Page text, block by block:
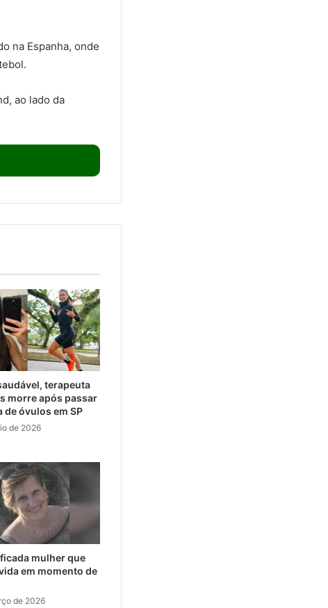
na Espanha, onde
ao lado da
terapeuta
morre após passar
de óvulos em SP
de 2026
mulher que
em momento de
de 2026